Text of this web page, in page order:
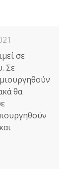
σε
Σε
θα